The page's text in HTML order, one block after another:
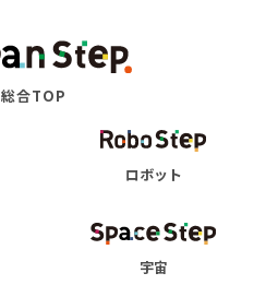
総合TOP
ロボット
宇宙